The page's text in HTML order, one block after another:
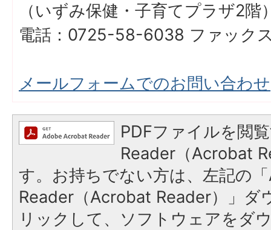
（いずみ保健・子育てプラザ2
電話：0725-58-6038 ファック
メールフォームでのお問い合わせ
PDFファイルを閲
Reader（Acrobat
す。お持ちでない方は、左記の
Reader（Acrobat Reader）」ダ
リックして、ソフトウェアをダ